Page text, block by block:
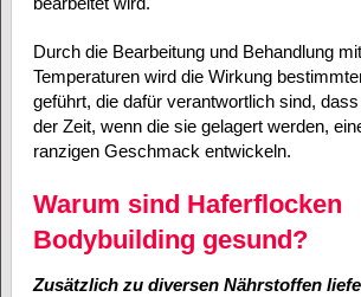
Durch die Bearbeitung und Behandlung
Temperaturen wird die Wirkung
geführt, die dafür verantwortlich sind,
der Zeit, wenn die sie gelagert werden,
ranzigen Geschmack entwickeln.
Warum sind Haferflocken
Bodybuilding gesund?
Zusätzlich zu diversen Nährstoffen